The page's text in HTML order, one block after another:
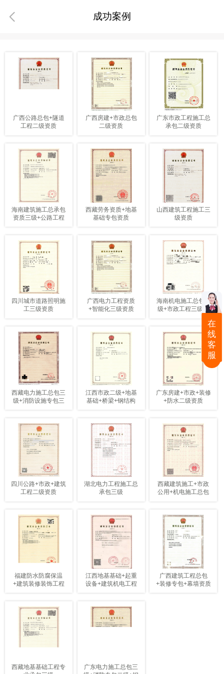
成功案例
广西公路总包+隧道
工程二级资质
广西房建+市政总包
二级资质
广东市政工程施工总
承包二级资质
海南建筑施工总承包
资质三级+公路工程
西藏劳务资质+地基
基础专包资质
山西建筑工程施工三
级资质
四川城市道路照明施
工三级资质
广西电力工程资质
+智能化三级资质
海南机电施工总包三
级+市政工程三级资
西藏电力施工总包三
级+消防设施专包三
江西市政二级+地基
基础+桥梁+钢结构
广东房建+市政+装修
+防水二级资质
四川公路+市政+建筑
工程二级资质
湖北电力工程施工总
承包三级
西藏建筑施工+市政
公用+机电施工总包
福建防水防腐保温
+建筑装修装饰工程
江西地基基础+起重
设备+建筑机电工程
广西建筑工程总包
+装修专包+幕墙资质
西藏地基基础工程专
广东电力施工总包三
在
线
客
服